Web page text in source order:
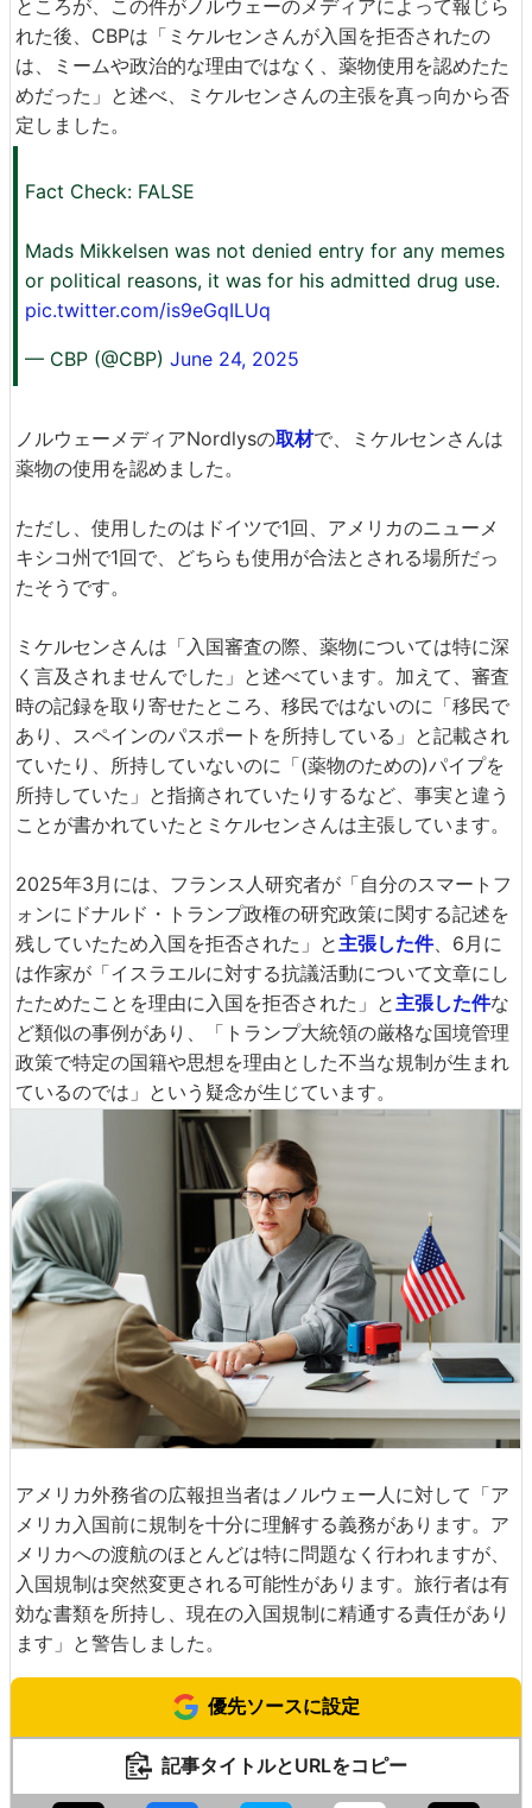
ところが、この件がノルウェーのメディアによって報じら
れた後、CBPは「ミケルセンさんが入国を拒否されたの
は、ミームや政治的な理由ではなく、薬物使用を認めたた
めだった」と述べ、ミケルセンさんの主張を真っ向から否
定しました。
Fact Check: FALSE
Mads Mikkelsen was not denied entry for any memes
or political reasons, it was for his admitted drug use.
pic.twitter.com/is9eGqILUq
— CBP (@CBP) June 24, 2025
ノルウェーメディアNordlysの取材で、ミケルセンさんは
薬物の使用を認めました。
ただし、使用したのはドイツで1回、アメリカのニューメ
キシコ州で1回で、どちらも使用が合法とされる場所だっ
たそうです。
ミケルセンさんは「入国審査の際、薬物については特に深
く言及されませんでした」と述べています。加えて、審査
時の記録を取り寄せたところ、移民ではないのに「移民で
あり、スペインのパスポートを所持している」と記載され
ていたり、所持していないのに「(薬物のための)パイプを
所持していた」と指摘されていたりするなど、事実と違う
ことが書かれていたとミケルセンさんは主張しています。
2025年3月には、フランス人研究者が「自分のスマートフ
ォンにドナルド・トランプ政権の研究政策に関する記述を
残していたため入国を拒否された」と 主張した件、6月に
は作家が「イスラエルに対する抗議活動について文章にし
たためたことを理由に入国を拒否された」と 主張した件な
ど類似の事例があり、「トランプ大統領の厳格な国境管理
政策で特定の国籍や思想を理由とした不当な規制が生まれ
ているのでは」という疑念が生じています。
アメリカ外務省の広報担当者はノルウェー人に対して「ア
メリカ入国前に規制を十分に理解する義務があります。ア
メリカへの渡航のほとんどは特に問題なく行われますが、
入国規制は突然変更される可能性があります。旅行者は有
効な書類を所持し、現在の入国規制に精通する責任があり
ます」と警告しました。
優先ソースに設定
記事タイトルとURLをコピー